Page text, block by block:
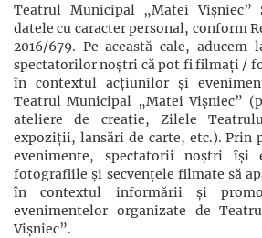
Teatrul Municipal „Matei Vișniec”
datele cu caracter personal, conform
2016/679. Pe această cale,
spectatorilor noștri că pot fi filmaţi /
în contextul acţiunilor şi
Teatrul Municipal „Matei Vișniec”
ateliere de creație, Zilele
expoziții, lansări de carte, etc.). Prin
evenimente, spectatorii noștri își
fotografiile și secvențele filmate să
în contextul informării și
evenimentelor organizate de
Vișniec”.